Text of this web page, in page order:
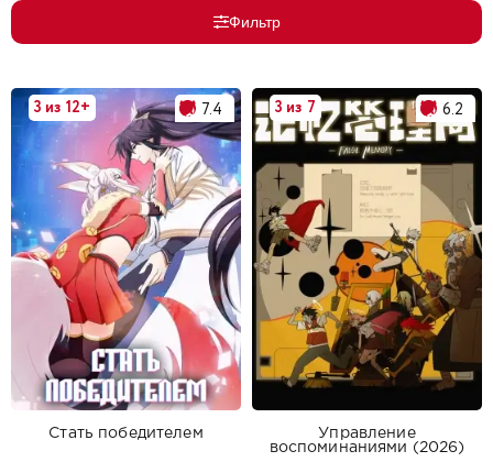
Фильтр
Стать победителем
3 из 12+ 7.4
Управление
воспоминаниями (2026)
3 из 7 6.2